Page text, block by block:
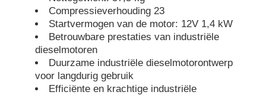
geluiddichte generatorreeks
de generator van het huisgebruik
Compressieverhouding 23
Startvermogen van de motor: 12V 1,4 kW
Betrouwbare prestaties van industriële
dieselmotoren
Duurzame industriële dieselmotorontwerp
voor langdurig gebruik
Efficiënte en krachtige industriële